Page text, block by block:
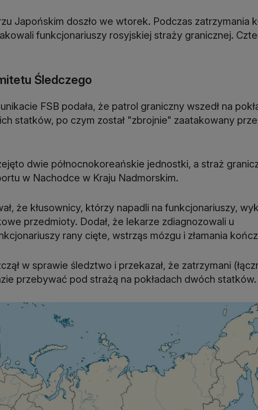
Japońskim doszło we wtorek. Podczas zatrzymania
funkcjonariuszy rosyjskiej straży granicznej.
Śledczego
FSB podała, że patrol graniczny wszedł na
statków, po czym został "zbrojnie" zaatakowany
dwie północnokoreańskie jednostki, a straż
w Nachodce w Kraju Nadmorskim.
że kłusownicy, którzy napadli na funkcjonariuszy,
przedmioty. Dodał, że lekarze zdiagnozowali u
rany cięte, wstrząs mózgu i złamania
w sprawie śledztwo i przekazał, że zatrzymani
przebywać pod strażą na pokładach dwóch statków.